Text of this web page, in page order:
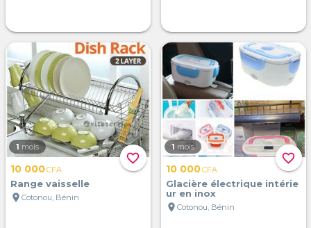
favorite_border
1 mois
10 000CFA
Range vaisselle
location_on Cotonou, Bénin
favorite_border
1 mois
10 000CFA
Glacière électrique intérie
ur en inox
location_on Cotonou, Bénin